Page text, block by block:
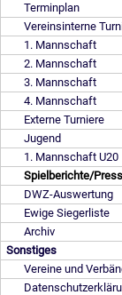
Terminplan
Vereinsinterne
1. Mannschaft
2. Mannschaft
3. Mannschaft
4. Mannschaft
Externe Turniere
Jugend
1. Mannschaft U20
Spielberichte/
DWZ-Auswertung
Ewige Siegerliste
Archiv
Sonstiges
Vereine und